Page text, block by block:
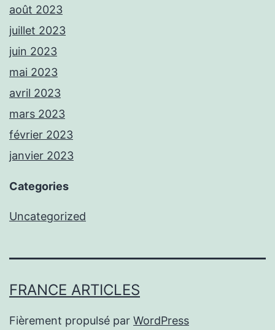
août 2023
juillet 2023
juin 2023
mai 2023
avril 2023
mars 2023
février 2023
janvier 2023
Categories
Uncategorized
FRANCE ARTICLES
Fièrement propulsé par WordPress